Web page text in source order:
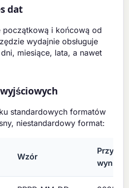
dat
początkową i końcową od
wydajnie obsługuje
miesiące, lata, a nawet
standardowych formatów
niestandardowy format:
Wzór
wynik